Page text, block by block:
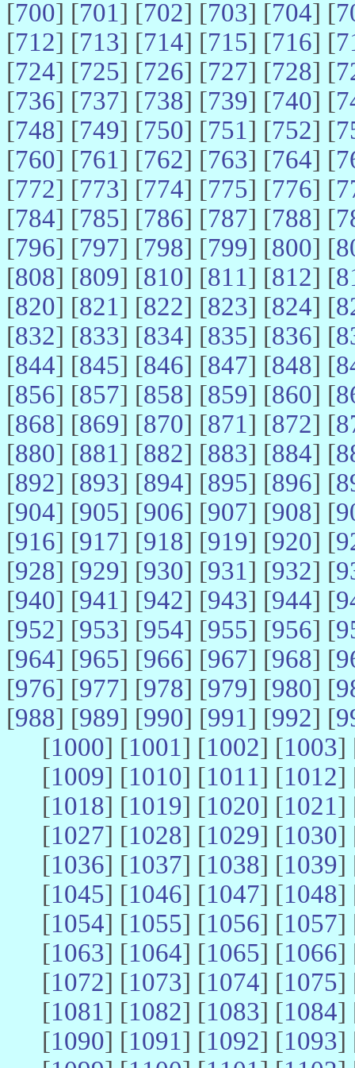
[700] [701] [702] [703] [704] [
[712] [713] [714] [715] [716] [
[724] [725] [726] [727] [728] [
[736] [737] [738] [739] [740] [
[748] [749] [750] [751] [752] [
[760] [761] [762] [763] [764] [
[772] [773] [774] [775] [776] [
[784] [785] [786] [787] [788] [
[796] [797] [798] [799] [800] [
[808] [809] [810] [811] [812] [
[820] [821] [822] [823] [824] [
[832] [833] [834] [835] [836] [
[844] [845] [846] [847] [848] [
[856] [857] [858] [859] [860] [
[868] [869] [870] [871] [872] [
[880] [881] [882] [883] [884] [
[892] [893] [894] [895] [896] [
[904] [905] [906] [907] [908] [
[916] [917] [918] [919] [920] [
[928] [929] [930] [931] [932] [
[940] [941] [942] [943] [944] [
[952] [953] [954] [955] [956] [
[964] [965] [966] [967] [968] [
[976] [977] [978] [979] [980] [
[988] [989] [990] [991] [992] [
[1000] [1001] [1002] [1003]
[1009] [1010] [1011] [1012]
[1018] [1019] [1020] [1021]
[1027] [1028] [1029] [1030]
[1036] [1037] [1038] [1039]
[1045] [1046] [1047] [1048]
[1054] [1055] [1056] [1057]
[1063] [1064] [1065] [1066]
[1072] [1073] [1074] [1075]
[1081] [1082] [1083] [1084]
[1090] [1091] [1092] [1093]